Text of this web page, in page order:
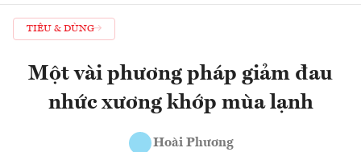
TIÊU & DÙNG
Một vài phương pháp giảm đau
nhức xương khớp mùa lạnh
Hoài Phương